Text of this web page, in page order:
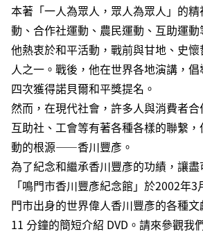
本著「一人為眾人，眾人為眾人」的
動、合作社運動、農民運動、互助運動
他熱衷於和平活動，戰前與甘地、史
人之一。戰後，他在世界各地演講，
四次獲得諾貝爾和平獎提名。
然而，在現代社會，許多人與消費者合
互助社、工會等有著各種各樣的聯繫
動的根源——香川豐彥。
為了紀念和繼承香川豐彥的功績，讓盡
「鳴門市香川豐彥紀念館」於2002年
門市出身的世界偉人香川豐彥的各種
11 分鐘的簡短介紹 DVD。請來參觀我